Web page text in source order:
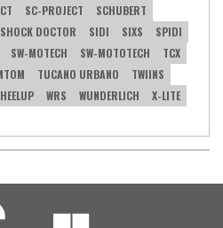
SC-PROJECT
SCHUBERT
SHOCK DOCTOR SIDI SIXS
SPIDI
SW-MOTECH SW-MOTOTECH
TCX
TUCANO URBANO
TWIINS
WRS WUNDERLICH
X-LITE